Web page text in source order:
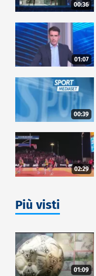
00:36
01:07
00:39
02:29
Più visti
01:09